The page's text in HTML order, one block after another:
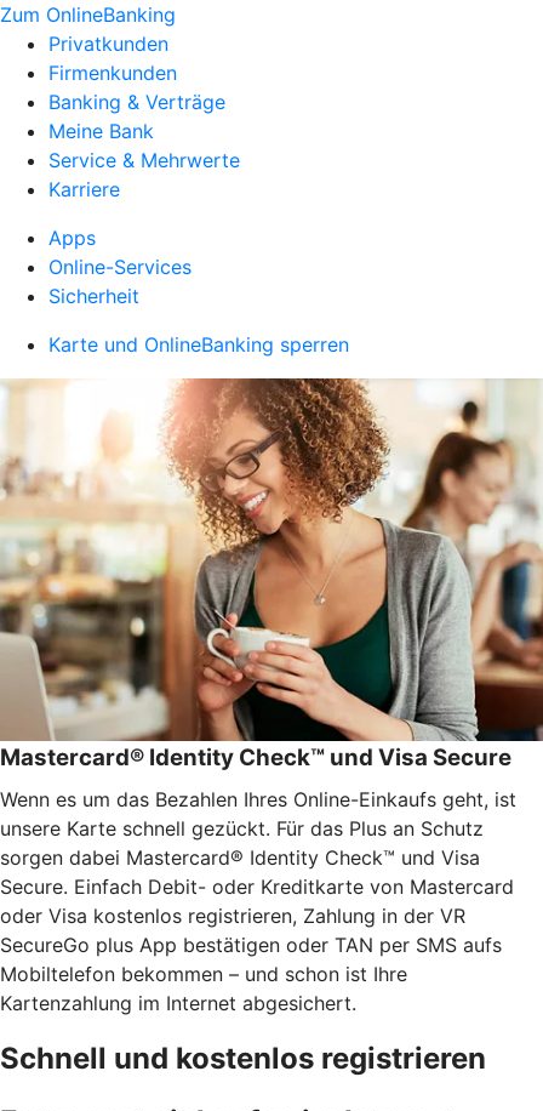
Zum OnlineBanking
Privatkunden
Firmenkunden
Banking & Verträge
Meine Bank
Service & Mehrwerte
Karriere
Apps
Online-Services
Sicherheit
Karte und OnlineBanking sperren
Mastercard® Identity Check™ und Visa Secure
Wenn es um das Bezahlen Ihres Online-Einkaufs geht, ist
unsere Karte schnell gezückt. Für das Plus an Schutz
sorgen dabei Mastercard® Identity Check™ und Visa
Secure. Einfach Debit- oder Kreditkarte von Mastercard
oder Visa kostenlos registrieren, Zahlung in der VR
SecureGo plus App bestätigen oder TAN per SMS aufs
Mobiltelefon bekommen – und schon ist Ihre
Kartenzahlung im Internet abgesichert.
Schnell und kostenlos registrieren